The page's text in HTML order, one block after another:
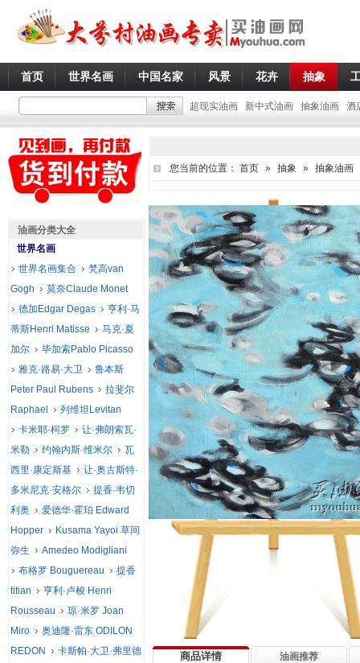
首页 世界名画 中国名家 风景 花卉 抽象
超现实油画 新中式油画 抽象油画 酒
您当前的位置： 首页 » 抽象 » 抽象油画
商品详情 油画推荐
油画分类大全
世界名画
世界名画集合
梵高van
Gogh
莫奈Claude Monet
德加Edgar Degas
亨利·马
蒂斯Henri Matisse
马克·夏
加尔
毕加索Pablo Picasso
雅克·路易·大卫
鲁本斯
Peter Paul Rubens
拉斐尔
Raphael
列维坦Levitan
卡米耶·柯罗
让·弗朗索瓦·
米勒
约翰内斯·维米尔
瓦
西里·康定斯基
让·奥古斯特·
多米尼克·安格尔
提香·韦切
利奥
爱德华·霍珀 Edward
Hopper
Kusama Yayoi 草间
弥生
Amedeo Modigliani
布格罗 Bouguereau
提香
titian
亨利·卢梭 Henri
Rousseau
琼·米罗 Joan
Miro
奥迪隆·雷东 ODILON
REDON
卡斯帕·大卫·弗里德